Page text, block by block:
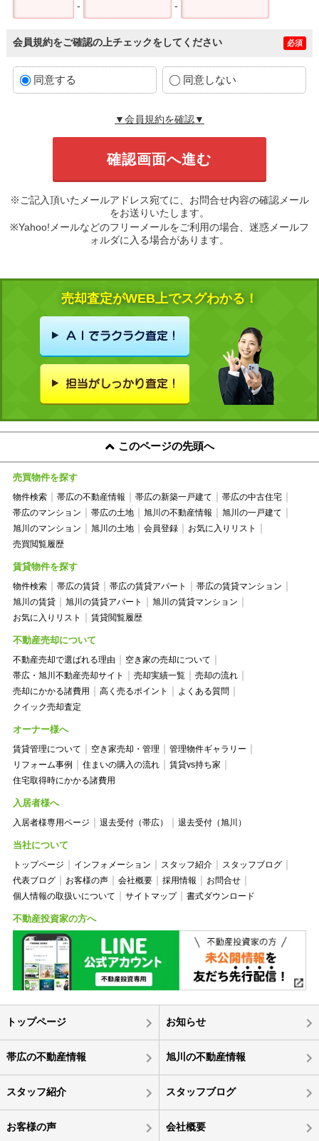
- -
会員規約をご確認の上チェックをしてください 必須
同意する 同意しない
▼会員規約を確認▼
※ご記入頂いたメールアドレス宛てに、お問合せ内容の確認メール
をお送りいたします。
※Yahoo!メールなどのフリーメールをご利用の場合、迷惑メールフ
ォルダに入る場合があります。
売却査定がWEB上でスグわかる！
このページの先頭へ
売買物件を探す
物件検索 帯広の不動産情報 帯広の新築一戸建て
帯広の中古住宅
帯広のマンション
帯広の土地 旭川の不動産情報
旭川の一戸建て
旭川のマンション
旭川の土地 会員登録
お気に入りリスト
売買閲覧履歴
賃貸物件を探す
物件検索 帯広の賃貸 帯広の賃貸アパート
帯広の賃貸マンション
旭川の賃貸
旭川の賃貸アパート
旭川の賃貸マンション
お気に入りリスト
賃貸閲覧履歴
不動産売却について
不動産売却で選ばれる理由
空き家の売却について
帯広・旭川不動産売却サイト
売却実績一覧
売却の流れ
売却にかかる諸費用
高く売るポイント
よくある質問
クイック売却査定
オーナー様へ
賃貸管理について 空き家売却・管理
管理物件ギャラリー
リフォーム事例
住まいの購入の流れ
賃貸vs持ち家
住宅取得時にかかる諸費用
入居者様へ
入居者様専用ページ 退去受付（帯広） 退去受付（旭川）
当社について
トップページ インフォメーション スタッフ紹介
スタッフブログ
代表ブログ
お客様の声 会社概要 採用情報
お問合せ
個人情報の取扱いについて
サイトマップ 書式ダウンロード
不動産投資家の方へ
トップページ お知らせ
帯広の不動産情報 旭川の不動産情報
スタッフ紹介 スタッフブログ
お客様の声 会社概要